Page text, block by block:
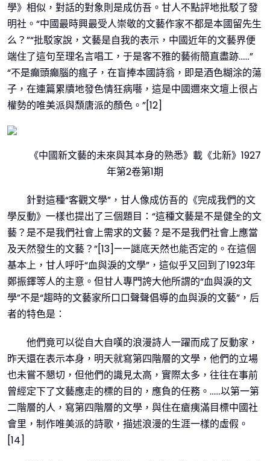
學》相似，對話的對象則是成仿吾。甘人不點評地批駁了發
明社。“中國最時興最受人崇敬的文藝作家不都是本國留先生
么？”“批駁家說，文藝是自我的表示，中國近年的文藝界便
端住了這句至理名言唱工，于是客不雅的藝術簡直盡跡……”
“不是癲頭癲腦的瘋子，在盲捧本國詩翁，即是酒色糊涂的蕩
子，在連篇累牘地發色情狂病囈，這是中國邇來文壇上很占
權勢的唯美派與頹唐派的顏色。”[12]
《中國新文藝的未來與其本身的熟悉》載《北新》1927
年第2卷第1期
針對這種“客觀文學”，甘人像成仿吾的《完成我們的文
學反動》一樣也提出了三個題目：“這種文藝是不是健全的文
藝？是不是我們社會上需求的文藝？是不是我們社會上應當
及天然發生的文藝？”[13]——謎底天然也能否定的。在這個
基本上，甘人呼吁“血與淚的文學”，這似乎又回到了1923年
鄭振鐸等人的主意。但甘人專門誇大他所謂的“血與淚的文
學”不是“趨時的文藝家所口口聲聲倡導的血與淚的文藝”，后
者的特色是：
他們竟可以從自大自嘆的浪漫詩人一躍而成了反動家，
昨天還在表示本身，明天就寫第四階層的文學，他們的立場
也未嘗不懇切，但他們的識見太高，實際太多，往往在事前
曾經定下了文藝應走的標的目的，應負的任務。……以第一第
二階層的人，寫第四階層的文學，與住在瘡痍滿目標中國社
會里，制作唯美派的詩歌，描述浪漫的生涯一樣的虛假。
[14]